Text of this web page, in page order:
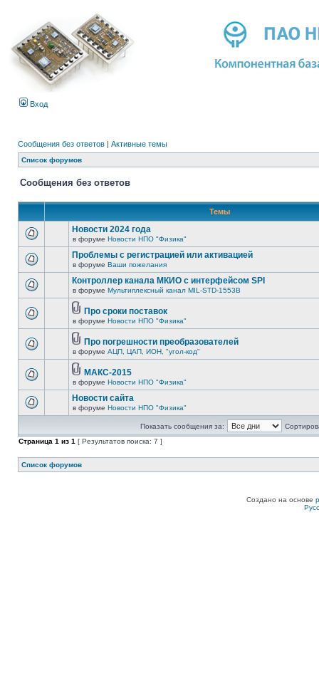
Вход
Сообщения без ответов | Активные темы
Список форумов
Сообщения без ответов
Темы
Новости 2024 года
в форуме Новости НПО "Физика"
Проблемы с регистрацией или активацией
в форуме Ваши пожелания
Контроллер канала МКИО с интерфейсом SPI
в форуме Мультиплексный канал MIL-STD-1553B
Про сроки поставок
в форуме Новости НПО "Физика"
Про погрешности преобразователей
в форуме АЦП, ЦАП, ИОН, "угол-код"
МАКС-2015
в форуме Новости НПО "Физика"
Новости сайта
в форуме Новости НПО "Физика"
Показать сообщения за:
Страница 1 из 1 [ Результатов поиска: 7 ]
Список форумов
Создано на основе